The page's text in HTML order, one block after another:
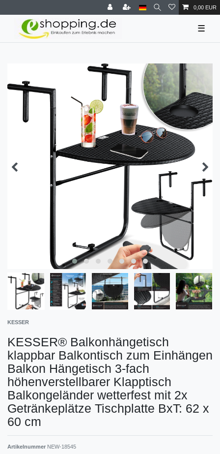
0,00 EUR
☰
KESSER
KESSER® Balkonhängetisch
klappbar Balkontisch zum Einhängen
Balkon Hängetisch 3-fach
höhenverstellbarer Klapptisch
Balkongeländer wetterfest mit 2x
Getränkeplätze Tischplatte BxT: 62 x
60 cm
Artikelnummer NEW-18545